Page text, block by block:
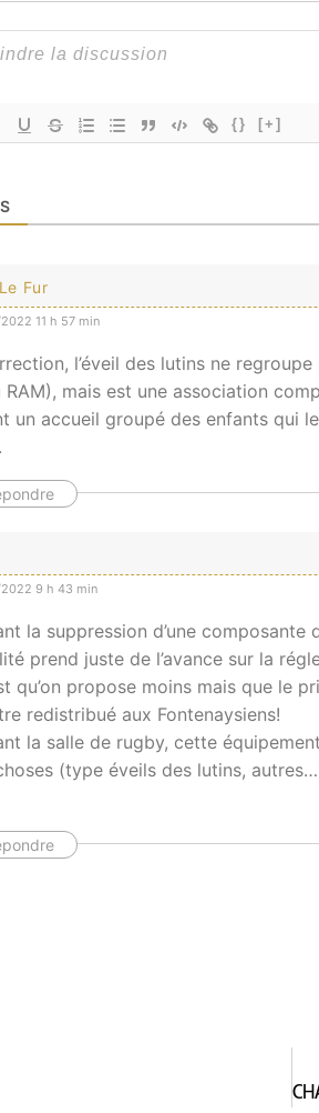
{} [+]
Fur
11 h 57 min
l’éveil des lutins ne
RAM), mais est une association
un accueil groupé des enfants qui
9 h 43 min
la suppression d’une
prend juste de l’avance sur la
qu’on propose moins mais que le
redistribué aux Fontenaysiens!
la salle de rugby, cette
(type éveils des lutins,